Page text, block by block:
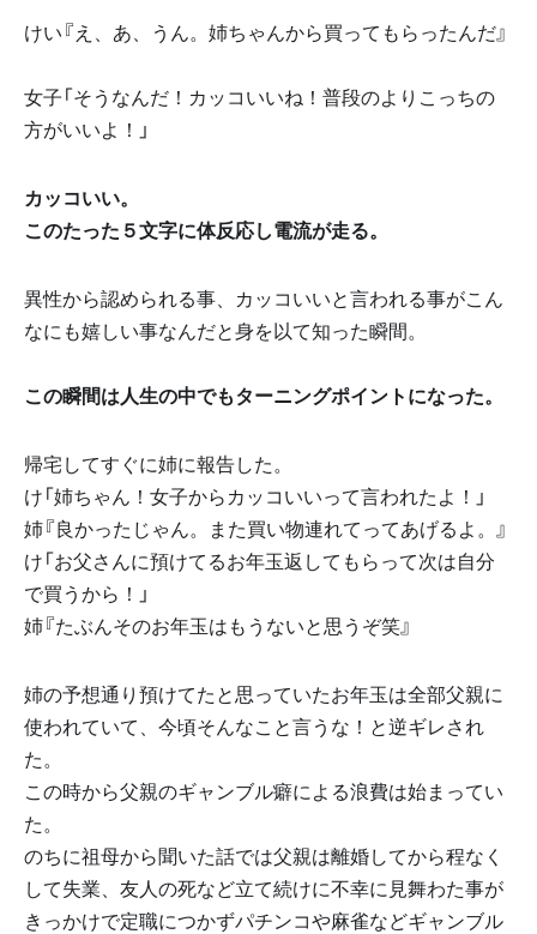
けい『え、あ、うん。姉ちゃんから買ってもらったんだ』
女子「そうなんだ！カッコいいね！普段のよりこっちの
方がいいよ！」
カッコいい。
このたった５文字に体反応し電流が走る。
異性から認められる事、カッコいいと言われる事がこん
なにも嬉しい事なんだと身を以て知った瞬間。
この瞬間は人生の中でもターニングポイントになった。
帰宅してすぐに姉に報告した。
け「姉ちゃん！女子からカッコいいって言われたよ！」
姉『良かったじゃん。また買い物連れてってあげるよ。』
け「お父さんに預けてるお年玉返してもらって次は自分
で買うから！」
姉『たぶんそのお年玉はもうないと思うぞ笑』
姉の予想通り預けてたと思っていたお年玉は全部父親に
使われていて、今頃そんなこと言うな！と逆ギレされ
た。
この時から父親のギャンブル癖による浪費は始まってい
た。
のちに祖母から聞いた話では父親は離婚してから程なく
して失業、友人の死など立て続けに不幸に見舞わた事が
きっかけで定職につかずパチンコや麻雀などギャンブル